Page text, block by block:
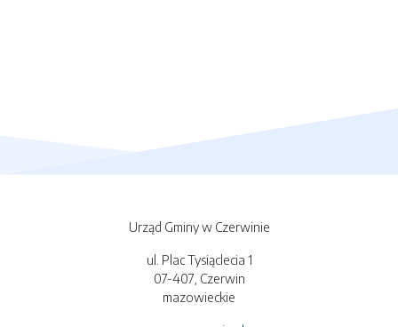
Urząd Gminy w Czerwinie
ul. Plac Tysiąclecia 1
07-407, Czerwin
mazowieckie